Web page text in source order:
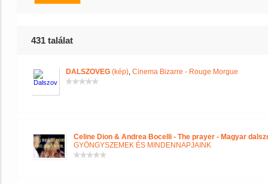
431 találat
DALSZOVEG (kép), Cinema Bizarre - Rouge Morgue
Celine Dion & Andrea Bocelli - The prayer - Magyar
GYÖNGYSZEMEK ÉS MINDENNAPJAINK